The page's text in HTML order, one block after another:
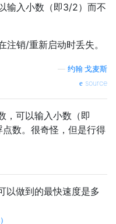
输入小数（即3/2）而不
注销/重新启动时丢失。
约翰·戈麦斯
source
，可以输入小数（即
数。很奇怪，但是行得
以做到的最快速度是多